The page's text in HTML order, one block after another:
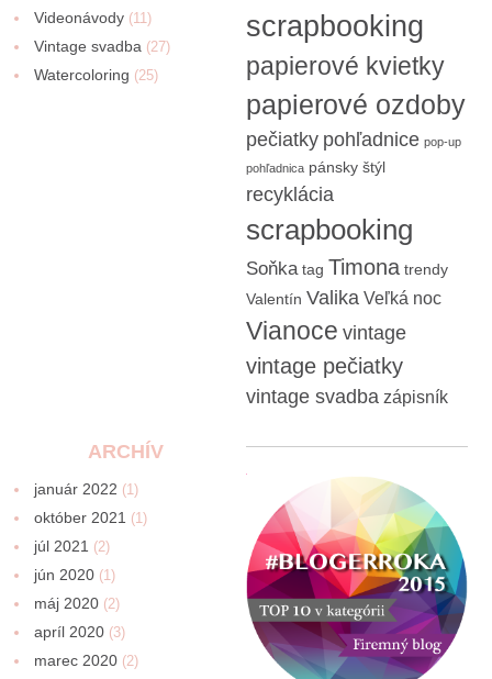
Videonávody (11)
Vintage svadba (27)
Watercoloring (25)
scrapbooking
papierové kvietky
papierové ozdoby
pečiatky pohľadnice pop-up
pohľadnica pánsky štýl
recyklácia
scrapbooking
Soňka tag Timona trendy
Valentín Valika Veľká noc
Vianoce vintage
vintage pečiatky
vintage svadba zápisník
ARCHÍV
január 2022 (1)
október 2021 (1)
júl 2021 (2)
jún 2020 (1)
máj 2020 (2)
apríl 2020 (3)
marec 2020 (2)